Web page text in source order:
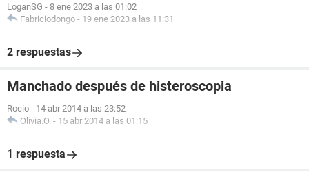
LoganSG - 8 ene 2023 a las 01:02
Fabriciodongo - 19 ene 2023 a las 11:31
2 respuestas
Manchado después de histeroscopia
Rocío - 14 abr 2014 a las 23:52
Olivia.O. - 15 abr 2014 a las 01:15
1 respuesta